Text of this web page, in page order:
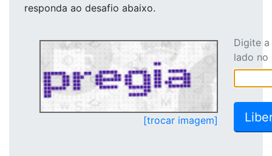
responda ao desafio abaixo.
[trocar imagem]
Digite
lado no